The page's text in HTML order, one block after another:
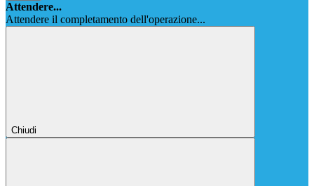
Attendere...
Attendere il completamento dell'operazione...
Chiudi